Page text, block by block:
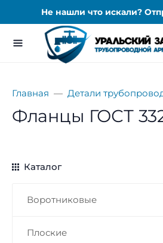
Не нашли что искали?
Главная Детали
Фланцы ГОСТ
Каталог
Воротниковые
Плоские